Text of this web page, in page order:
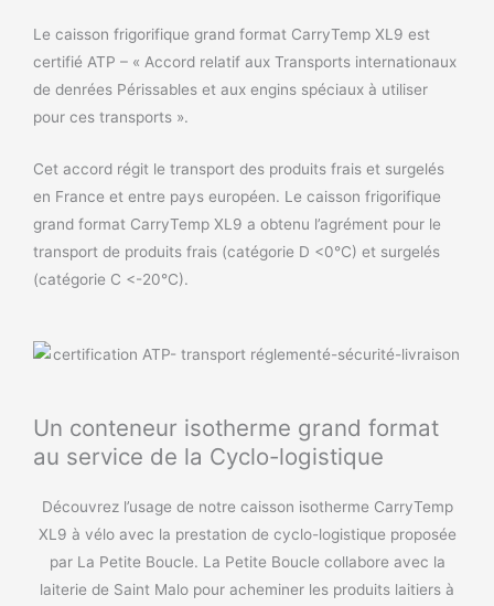
Le caisson frigorifique grand format CarryTemp XL9 est
certifié ATP – « Accord relatif aux Transports internationaux
de denrées Périssables et aux engins spéciaux à utiliser
pour ces transports ».
Cet accord régit le transport des produits frais et surgelés
en France et entre pays européen. Le caisson frigorifique
grand format CarryTemp XL9 a obtenu l’agrément pour le
transport de produits frais (catégorie D <0°C) et surgelés
(catégorie C <-20°C).
Un conteneur isotherme grand format
au service de la Cyclo-logistique
Découvrez l’usage de notre caisson isotherme CarryTemp
XL9 à vélo avec la prestation de cyclo-logistique proposée
par La Petite Boucle. La Petite Boucle collabore avec la
laiterie de Saint Malo pour acheminer les produits laitiers à